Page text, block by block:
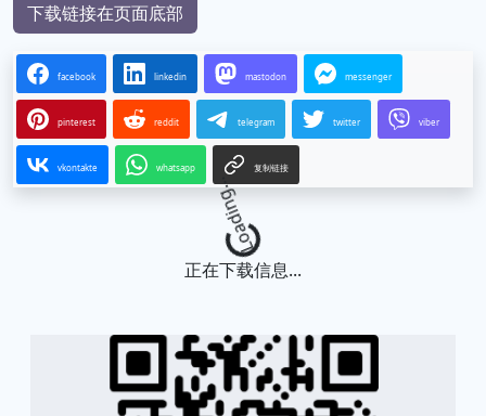
下载链接在页面底部
facebook linkedin mastodon messenger
pinterest reddit telegram twitter viber
vkontakte whatsapp 复制链接
Loading...
正在下载信息...